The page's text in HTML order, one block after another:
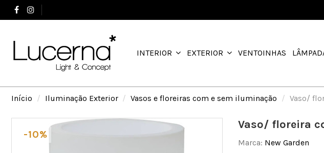
INTERIOR EXTERIOR VENTOINHAS
Início Iluminação Exterior Vasos e floreiras com e sem iluminação Vaso/
-10%
Vaso/ floreira
Marca: New Garden